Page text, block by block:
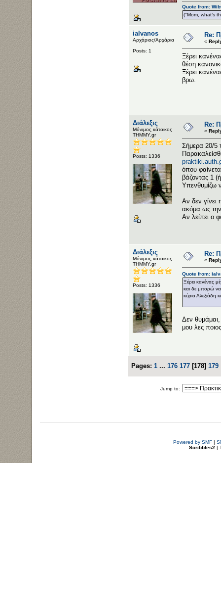
Quote from:
("Mom, what’s
ialvanos
Αρχάριος/Αρχάρια
Posts: 1
Re:
«
Ξέρει
θέση
Ξέρει
βρω.
Διάλεξις
Μόνιμος κάτοικος
ΤΗΜΜΥ.gr
Posts: 1336
Re:
«
Σήμερα 20/5
όπου
βάζοντας 1
Υπενθυμίζω
Αν δεν
ακόμα ως
Αν λείπει ο
Διάλεξις
Μόνιμος κάτοικος
ΤΗΜΜΥ.gr
Posts: 1336
Re:
«
Quote from:
Ξέρει κανένας
και δε μπορώ να
κύριο Αλεξιάδη
Δεν θυμάμαι,
μου λες
Pages: 1 ... 176 177 [178] 179
Jump to:
Powered by SMF|
Scribbles2 |